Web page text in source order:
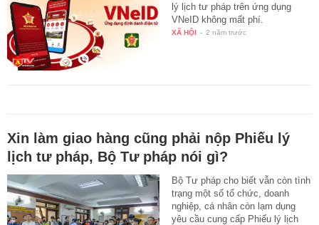
lý lịch tư pháp trên ứng dụng
VNeID không mất phí.
XÃ HỘI - 2 năm trước
Xin làm giao hàng cũng phải nộp Phiếu lý
lịch tư pháp, Bộ Tư pháp nói gì?
Bộ Tư pháp cho biết vẫn còn tình
trạng một số tổ chức, doanh
nghiệp, cá nhân còn lạm dụng
yêu cầu cung cấp Phiếu lý lịch